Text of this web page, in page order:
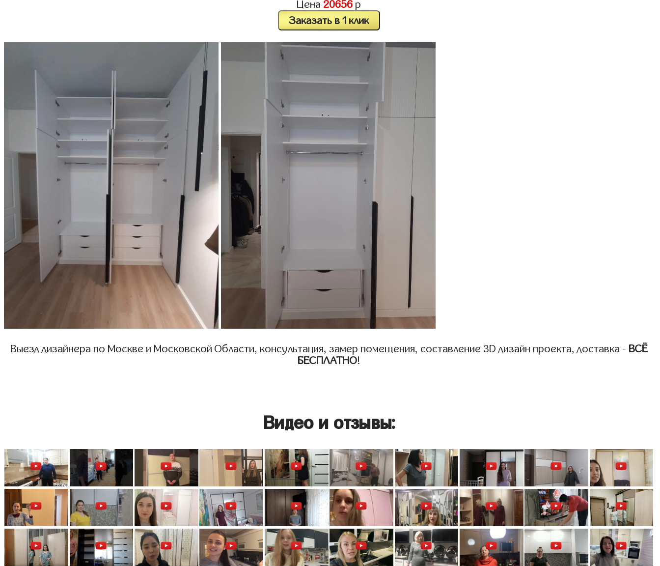
Цена 20656 р
Заказать в 1 клик
Выезд дизайнера по Москве и Московской Области, консультация, замер помещения, составление 3D дизайн проекта, доставка - ВСЁ
БЕСПЛАТНО!
Видео и отзывы: